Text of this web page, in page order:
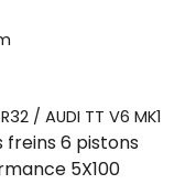
/ AUDI TT V6 MK1
freins 6 pistons
5X100